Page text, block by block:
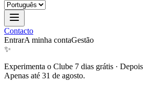
Contacto
EntrarA minha contaGestão
✨
Experimenta o Clube 7 dias grátis ·
Apenas até 31 de agosto.